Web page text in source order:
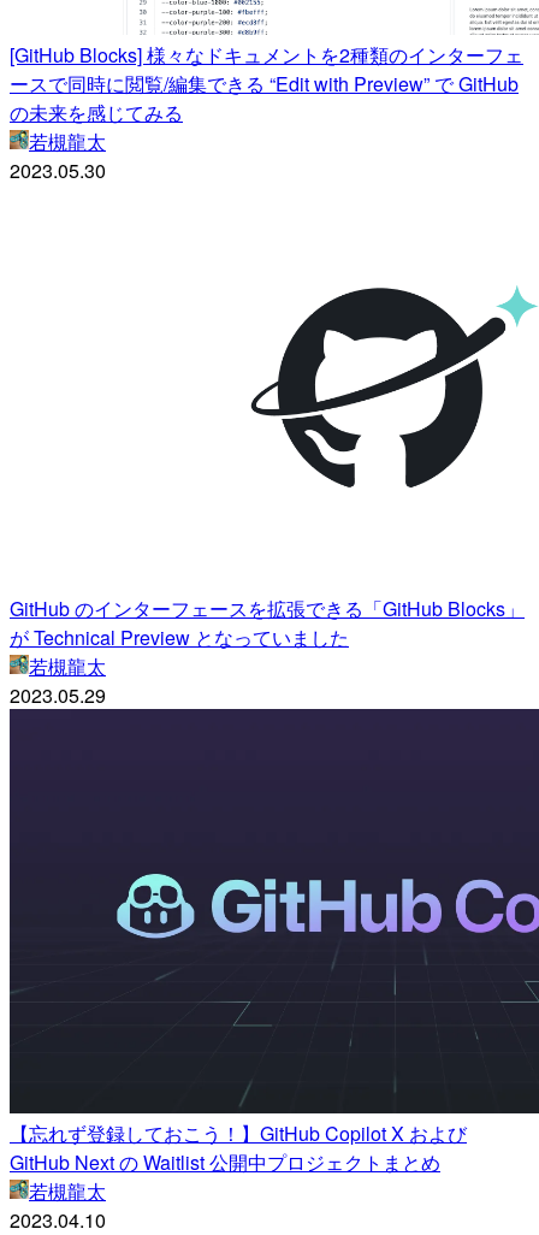
[GitHub Blocks] 様々なドキュメントを2種類のインターフェ
ースで同時に閲覧/編集できる “Edit with Preview” で GitHub
の未来を感じてみる
若槻龍太
2023.05.30
GitHub のインターフェースを拡張できる「GitHub Blocks」
が Technical Preview となっていました
若槻龍太
2023.05.29
【忘れず登録しておこう！】GitHub Copilot X および
GitHub Next の Waitlist 公開中プロジェクトまとめ
若槻龍太
2023.04.10